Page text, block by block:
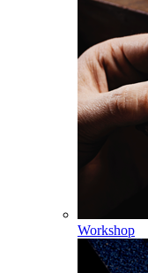
Workshop